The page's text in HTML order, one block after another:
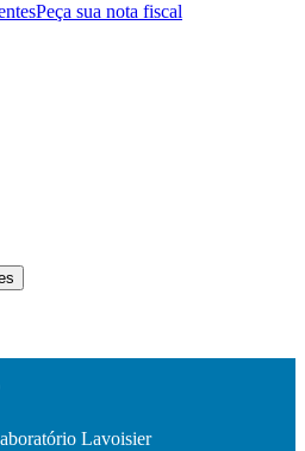
Peça sua nota fiscal
Lavoisier